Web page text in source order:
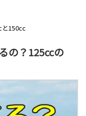
と150cc
の？125ccの